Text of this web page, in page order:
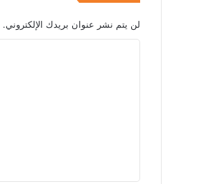
لن يتم نشر عنوان بريدك الإلكتروني.